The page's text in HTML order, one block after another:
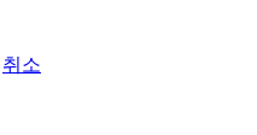
취소